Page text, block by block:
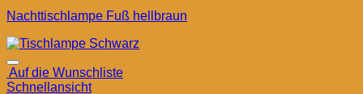
Nachttischlampe Fuß hellbraun
Auf die Wunschliste
Schnellansicht